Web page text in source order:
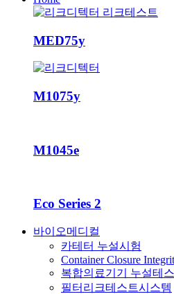
MED75y
M1075y
M1045e
Eco Series 2
바이오메디컬
카테터 누설시험
Container Closure
복합의료기기 누설테
필터리크테스트시스템